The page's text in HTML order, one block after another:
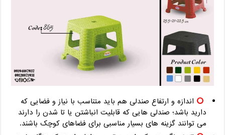
اندازه و ارتفاع صندلی هم باید متناسب با نیاز و فضایی که
دارید باشد؛ صندلی هایی که قابلیت انباشتن یا تا شدن را دارند
می توانند گزینه های بسیار مناسبی برای فضاهای کوچک باشند.